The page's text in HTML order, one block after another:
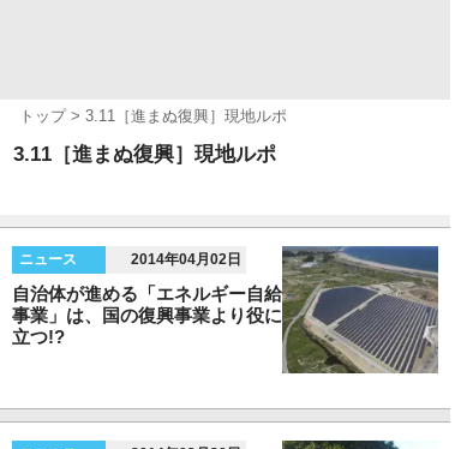
トップ 3.11［進まぬ復興］現地ルポ
3.11［進まぬ復興］現地ルポ
ニュース 2014年04月02日
自治体が進める「エネルギー自給
事業」は、国の復興事業より役に
立つ!?